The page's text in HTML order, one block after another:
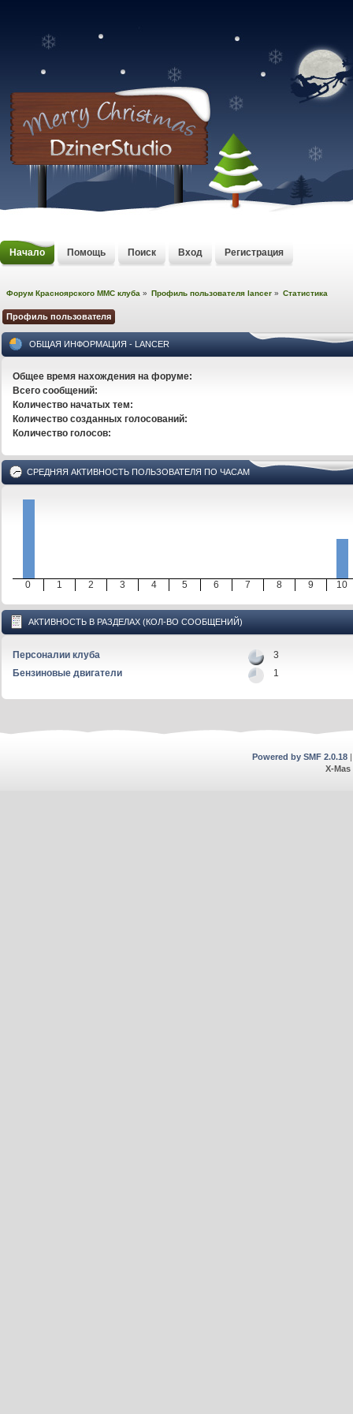
Начало Помощь Поиск Вход Регистрация
Форум Красноярского MMC клуба » Профиль пользователя lancer » Статистика
Профиль пользователя
ОБЩАЯ ИНФОРМАЦИЯ - LANCER
Общее время нахождения на форуме:
Всего сообщений:
Количество начатых тем:
Количество созданных голосований:
Количество голосов:
СРЕДНЯЯ АКТИВНОСТЬ ПОЛЬЗОВАТЕЛЯ ПО ЧАСАМ
0 1 2 3 4 5 6 7 8 9 10
АКТИВНОСТЬ В РАЗДЕЛАХ (КОЛ-ВО СООБЩЕНИЙ)
Персоналии клуба
3
Бензиновые двигатели
1
Powered by SMF 2.0.18
X-Mas